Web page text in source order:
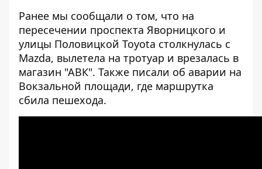
Ранее мы сообщали о том, что на
пересечении проспекта Яворницкого и
улицы Половицкой Toyota столкнулась с
Mazda, вылетела на тротуар и врезалась в
магазин "АВК". Также писали об аварии на
Вокзальной площади, где маршрутка
сбила пешехода.